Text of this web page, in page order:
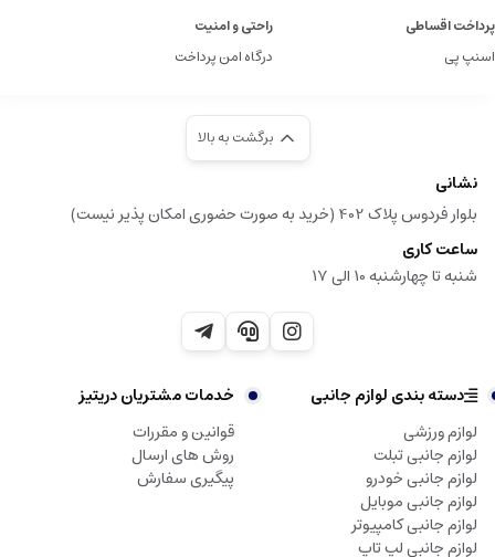
پرداخت اقساطی
اسنپ پی
راحتی و امنیت
درگاه امن پرداخت
برگشت به بالا
نشانی
بلوار فردوس پلاک 402 (خرید به صورت حضوری امکان پذیر نیست)
ساعت کاری
شنبه تا چهارشنبه 10 الی 17
دسته بندی لوازم جانبی
لوازم ورزشی
لوازم جانبی تبلت
لوازم جانبی خودرو
لوازم جانبی موبایل
لوازم جانبی کامپیوتر
لوازم جانبی لپ تاپ
خدمات مشتریان دریتیز
قوانین و مقررات
روش های ارسال
پیگیری سفارش